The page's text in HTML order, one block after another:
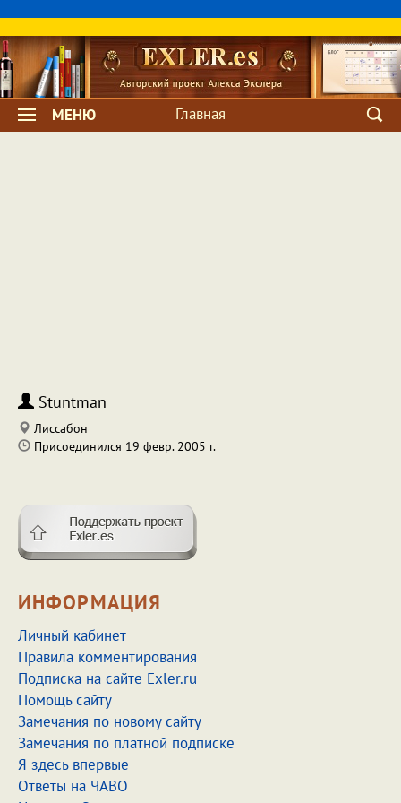
МЕНЮ Главная
Stuntman
Лиссабон
Присоединился 19 февр. 2005 г.
ИНФОРМАЦИЯ
Личный кабинет
Правила комментирования
Подписка на сайте Exler.ru
Помощь сайту
Замечания по новому сайту
Замечания по платной подписке
Я здесь впервые
Ответы на ЧАВО